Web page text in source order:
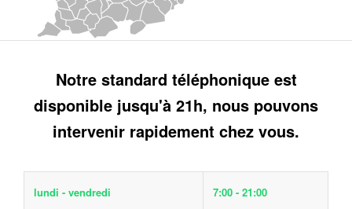
Notre standard téléphonique est
disponible jusqu'à 21h, nous pouvons
intervenir rapidement chez vous.
lundi - vendredi 7:00 - 21:00